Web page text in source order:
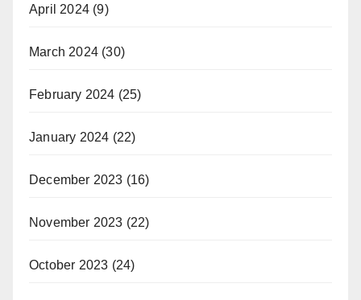
April 2024 (9)
March 2024 (30)
February 2024 (25)
January 2024 (22)
December 2023 (16)
November 2023 (22)
October 2023 (24)